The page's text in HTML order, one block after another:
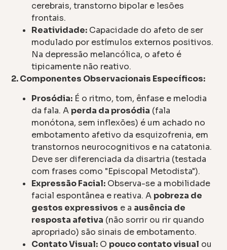
cerebrais, transtorno bipolar e lesões
frontais.
Reatividade: Capacidade do afeto de ser
modulado por estímulos externos positivos.
Na depressão melancólica, o afeto é
tipicamente não reativo.
2. Componentes Observacionais Específicos:
Prosódia: É o ritmo, tom, ênfase e melodia
da fala. A perda da prosódia (fala
monótona, sem inflexões) é um achado no
embotamento afetivo da esquizofrenia, em
transtornos neurocognitivos e na catatonia.
Deve ser diferenciada da disartria (testada
com frases como "Episcopal Metodista").
Expressão Facial: Observa-se a mobilidade
facial espontânea e reativa. A pobreza de
gestos expressivos e a ausência de
resposta afetiva (não sorrir ou rir quando
apropriado) são sinais de embotamento.
Contato Visual: O pouco contato visual ou